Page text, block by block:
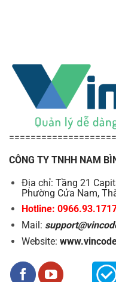
CÔNG TY TNHH NAM
Địa chỉ: Tầng 21
Phường Cửa Nam,
Hotline:
Mail:
Website: